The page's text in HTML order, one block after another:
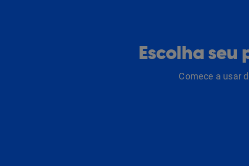
Escolha
Comece a usar